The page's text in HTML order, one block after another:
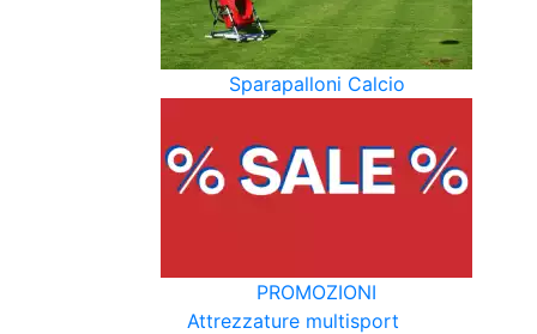
Sparapalloni Calcio
PROMOZIONI
Attrezzature multisport